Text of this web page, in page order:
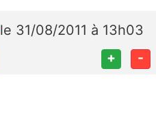
le 31/08/2011 à 13h03
+ -